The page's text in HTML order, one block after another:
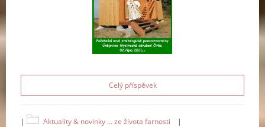
Celý příspěvek
| Aktuality & novinky ... ze života farnosti
|